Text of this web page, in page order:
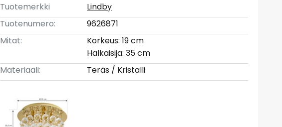
Tuotemerkki
Lindby
Tuotenumero:
9626871
Mitat:
Korkeus: 19 cm
Halkaisija: 35 cm
Materiaali:
Teräs / Kristalli